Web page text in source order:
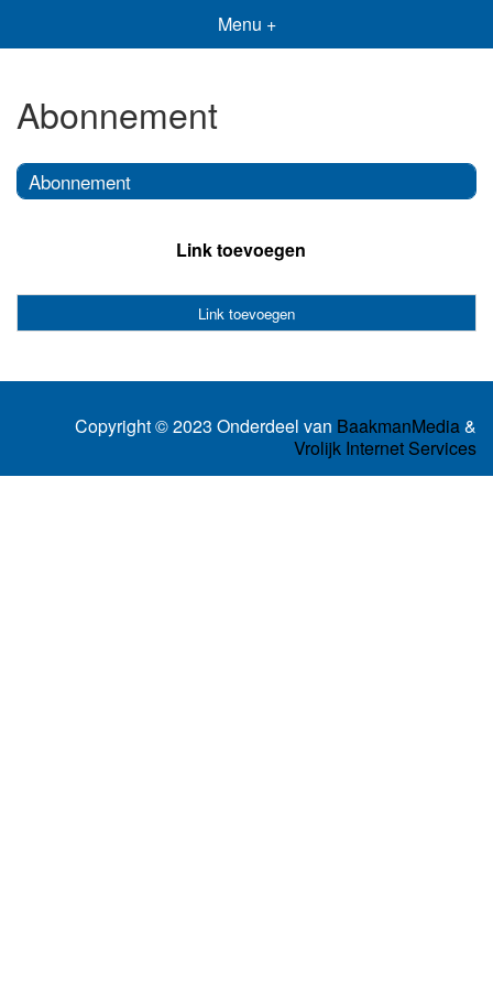
Menu +
Abonnement
Abonnement
Link toevoegen
Link toevoegen
Copyright © 2023 Onderdeel van BaakmanMedia&
Vrolijk Internet Services